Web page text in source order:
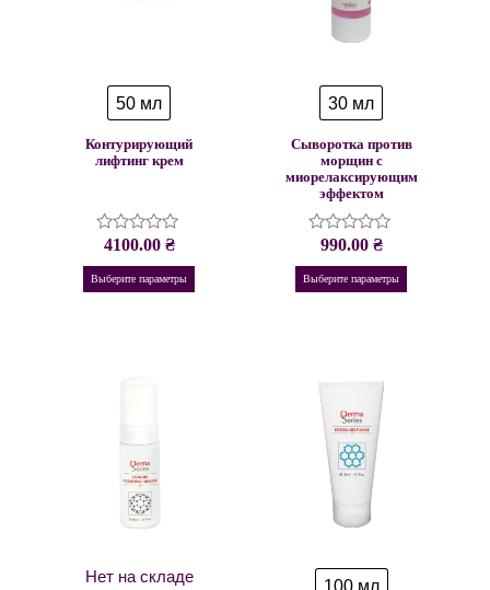
50 мл
Контурирующий
лифтинг крем
Оценка
из
5
4100.00 ₴
Выберите параметры
30 мл
Сыворотка против
морщин с
миорелаксирующим
эффектом
Оценка
из
5
990.00 ₴
Выберите параметры
Нет на складе 100 мл